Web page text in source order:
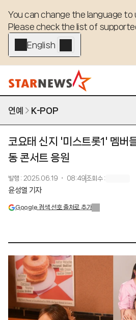
You can change the language to
Please check the list of
English - EN
연예 K-POP
코요태 신지 '미스트롯1' 멤버
동 콘서트 응원
발행 : 2025.06.19 ・ 08:49 조회수:
윤성열 기자
Google 검색 선호 출처로 추가